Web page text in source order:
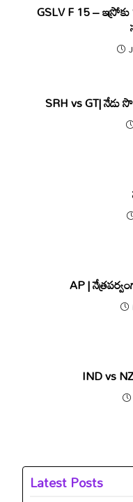
GSLV F 15 –
SRH vs GT| నేడు
AP |
IND vs
Latest Posts